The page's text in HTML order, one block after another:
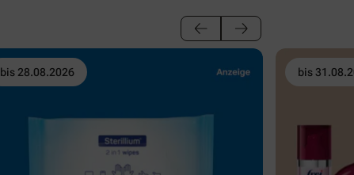
bis 28.08.2026 bis